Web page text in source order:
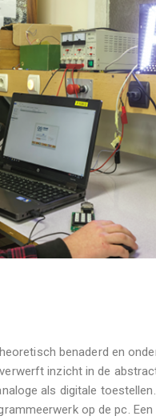
benaderd en
inzicht in de
als digitale toestellen.
op de pc. Een